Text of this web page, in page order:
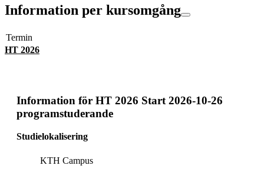
Information per kursomgång
Termin
HT 2026
Information för HT 2026 Start 2026-10-26
programstuderande
Studielokalisering
KTH Campus